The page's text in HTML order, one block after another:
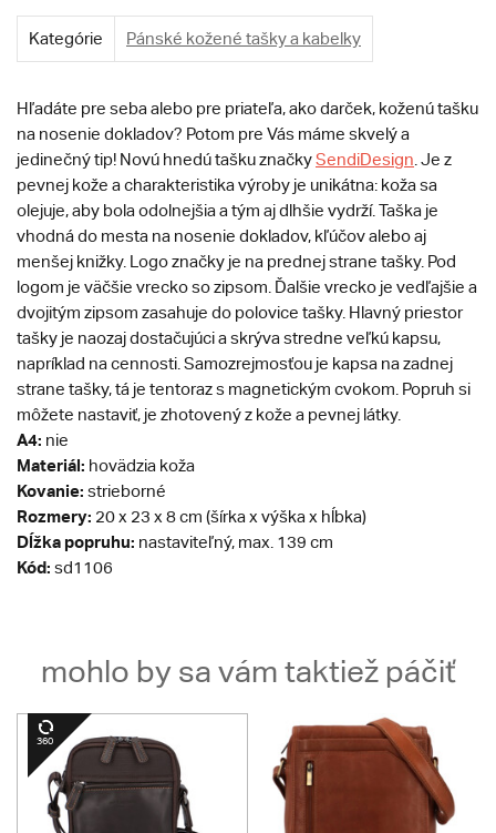
Kategórie Pánské kožené tašky a kabelky
Hľadáte pre seba alebo pre priateľa, ako darček, koženú tašku
na nosenie dokladov? Potom pre Vás máme skvelý a
jedinečný tip! Novú hnedú tašku značkySendiDesign . Je z
pevnej kože a charakteristika výroby je unikátna: koža sa
olejuje, aby bola odolnejšia a tým aj dlhšie vydrží. Taška je
vhodná do mesta na nosenie dokladov, kľúčov alebo aj
menšej knižky. Logo značky je na prednej strane tašky. Pod
logom je väčšie vrecko so zipsom. Ďalšie vrecko je vedľajšie a
dvojitým zipsom zasahuje do polovice tašky. Hlavný priestor
tašky je naozaj dostačujúci a skrýva stredne veľkú kapsu,
napríklad na cennosti. Samozrejmosťou je kapsa na zadnej
strane tašky, tá je tentoraz s magnetickým cvokom. Popruh si
môžete nastaviť, je zhotovený z kože a pevnej látky.
A4: nie
Materiál: hovädzia koža
Kovanie: strieborné
Rozmery: 20 x 23 x 8 cm (šírka x výška x hĺbka)
Dĺžka popruhu: nastaviteľný, max. 139 cm
Kód: sd1106
mohlo by sa vám taktiež páčiť